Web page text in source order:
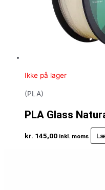
Ikke på lager
(PLA)
PLA Glass
kr. 145,00 inkl. moms